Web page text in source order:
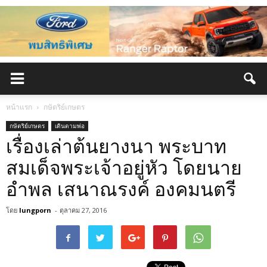
หน้าแรก กษัตริย์เกษตร
กษัตริย์เกษตร เดินตามพ่อ
เรื่องเล่าต้นยางนา พระบาท
สมเด็จพระเจ้าอยู่หัว โดยนาย
อำพล เสนาณรงค์ องคมนตรี
โดย lungporn - ตุลาคม 27, 2016